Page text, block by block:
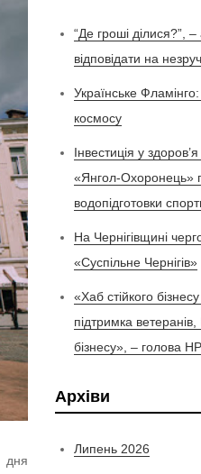
дня
“Де гроші ділися?”,
відповідати на
Українське
космосу
Інвестиція у
«Янгол-Охоронець»
водопідготовки
На Чернігівщині
«Суспільне Чернігів»
«Хаб стійкого
підтримка
бізнесу», – голова
Архіви
Липень 2026